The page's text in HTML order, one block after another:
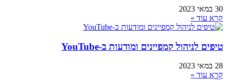
30 במאי 2023
קרא עוד »
טיפים לניהול קמפיינים ומודעות ב-YouTube
28 במאי 2023
קרא עוד »